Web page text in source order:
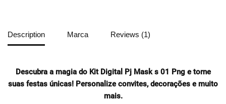
Description Marca Reviews (1)
Descubra a magia do Kit Digital Pj Mask s 01 Png e torne
suas festas únicas! Personalize convites, decorações e muito
mais.